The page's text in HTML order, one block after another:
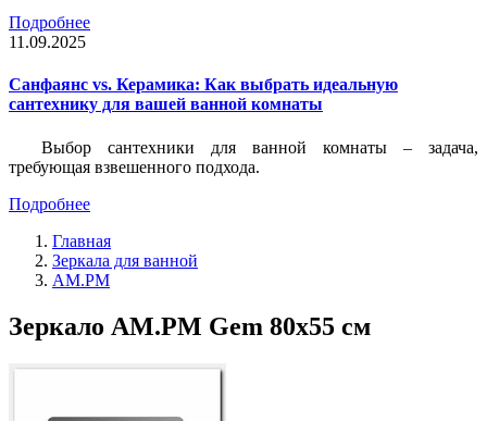
Подробнее
11.09.2025
Санфаянс vs. Керамика: Как выбрать идеальную
сантехнику для вашей ванной комнаты
Выбор сантехники для ванной комнаты – задача,
требующая взвешенного подхода.
Подробнее
Главная
Зеркала для ванной
AM.PM
Зеркало AM.PM Gem 80х55 см